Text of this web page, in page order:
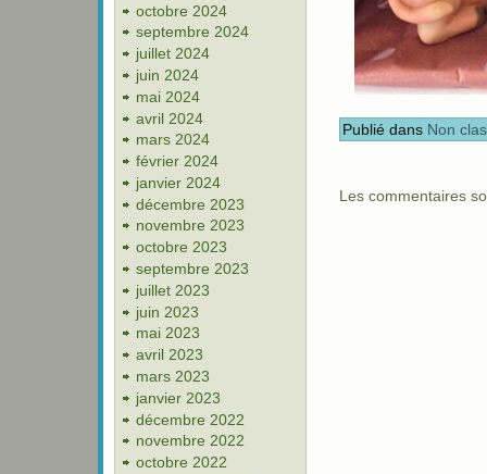
octobre 2024
septembre 2024
juillet 2024
juin 2024
mai 2024
avril 2024
mars 2024
février 2024
janvier 2024
décembre 2023
novembre 2023
octobre 2023
septembre 2023
juillet 2023
juin 2023
mai 2023
avril 2023
mars 2023
janvier 2023
décembre 2022
novembre 2022
octobre 2022
Publié dans Non
Les commentaires